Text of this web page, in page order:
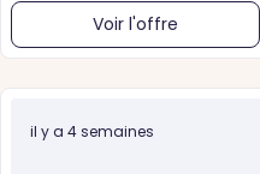
Voir l'offre
il y a 4 semaines